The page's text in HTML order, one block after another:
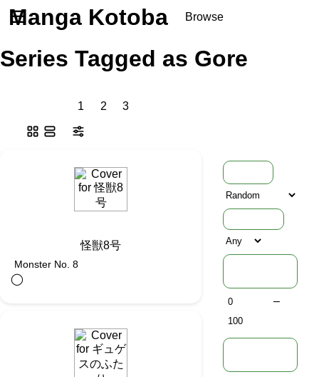
☰
Manga Kotoba Browse
Series
Browse Series
Time-Limited Freebies
Articles FAQs
Series Tagged as Gore
1 2 3
怪獣8号
Monster No. 8
◯︎
–